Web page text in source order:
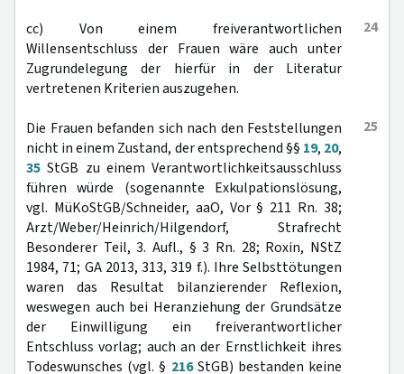
24
cc) Von einem freiverantwortlichen
Willensentschluss der Frauen wäre auch unter
Zugrundelegung der hierfür in der Literatur
vertretenen Kriterien auszugehen.
25
Die Frauen befanden sich nach den Feststellungen
nicht in einem Zustand, der entsprechend §§ 19, 20,
35 StGB zu einem Verantwortlichkeitsausschluss
führen würde (sogenannte Exkulpationslösung,
vgl. MüKoStGB/Schneider, aaO, Vor § 211 Rn. 38;
Arzt/Weber/Heinrich/Hilgendorf, Strafrecht
Besonderer Teil, 3. Aufl., § 3 Rn. 28; Roxin, NStZ
1984, 71; GA 2013, 313, 319 f.). Ihre Selbsttötungen
waren das Resultat bilanzierender Reflexion,
weswegen auch bei Heranziehung der Grundsätze
der Einwilligung ein freiverantwortlicher
Entschluss vorlag; auch an der Ernstlichkeit ihres
Todeswunsches (vgl. § 216StGB) bestanden keine